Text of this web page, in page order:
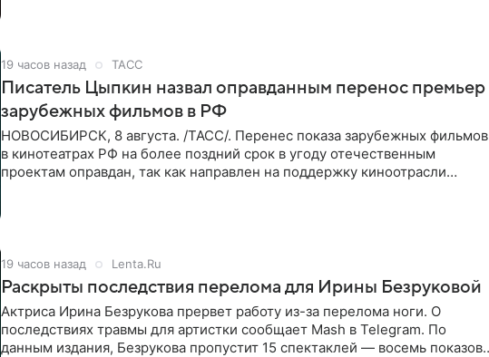
19 часов назад ТАСС
Писатель Цыпкин назвал оправданным перенос премьер
зарубежных фильмов в РФ
НОВОСИБИРСК, 8 августа. /ТАСС/. Перенес показа зарубежных фильмов
в кинотеатрах РФ на более поздний срок в угоду отечественным
проектам оправдан, так как направлен на поддержку киноотрасли
19 часов назад Lenta.Ru
Раскрыты последствия перелома для Ирины Безруковой
Актриса Ирина Безрукова прервет работу из-за перелома ноги. О
последствиях травмы для артистки сообщает Mash в Telegram. По
данным издания, Безрукова пропустит 15 спектаклей — восемь показов